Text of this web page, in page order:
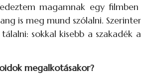
magamnak egy
is meg mund szólalni.
sokkal kisebb a szakadék
megalkotásakor?